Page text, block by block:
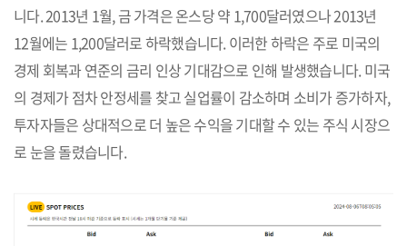
니다. 2013년 1월, 금 가격은 온스당 약 1,700달러였으나 2013년
12월에는 1,200달러로 하락했습니다. 이러한 하락은 주로 미국의
경제 회복과 연준의 금리 인상 기대감으로 인해 발생했습니다. 미국
의 경제가 점차 안정세를 찾고 실업률이 감소하며 소비가 증가하자,
투자자들은 상대적으로 더 높은 수익을 기대할 수 있는 주식 시장으
로 눈을 돌렸습니다.